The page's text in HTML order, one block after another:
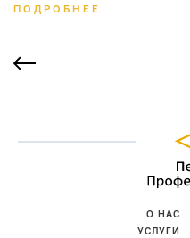
ПОДРОБНЕЕ
О НАС
УСЛУГИ